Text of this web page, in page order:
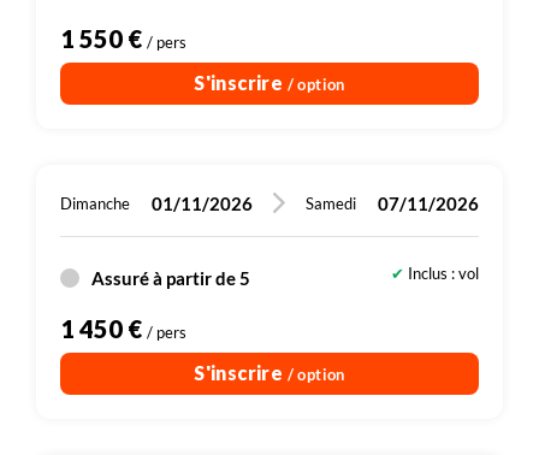
1 550 € / pers
S'inscrire / option
Dimanche 01/11/2026 Samedi 07/11/2026
Assuré à partir de 5 Inclus : vol
1 450 € / pers
S'inscrire / option